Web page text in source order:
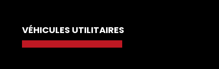
VÉHICULES UTILITAIRES